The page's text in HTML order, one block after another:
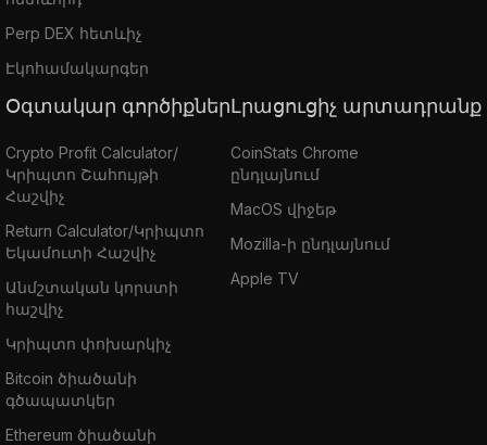
Perp DEX հետևիչ
Էկոհամակարգեր
Օգտակար գործիքներ
Crypto Profit Calculator/
Կրիպտո Շահույթի
Հաշվիչ
Return Calculator/Կրիպտո
Եկամուտի Հաշվիչ
Անմշտական կորստի
հաշվիչ
Կրիպտո փոխարկիչ
Bitcoin ծիածանի
գծապատկեր
Ethereum ծիածանի
Լրացուցիչ արտադրանք
CoinStats Chrome
ընդլայնում
MacOS վիջեթ
Mozilla-ի ընդլայնում
Apple TV